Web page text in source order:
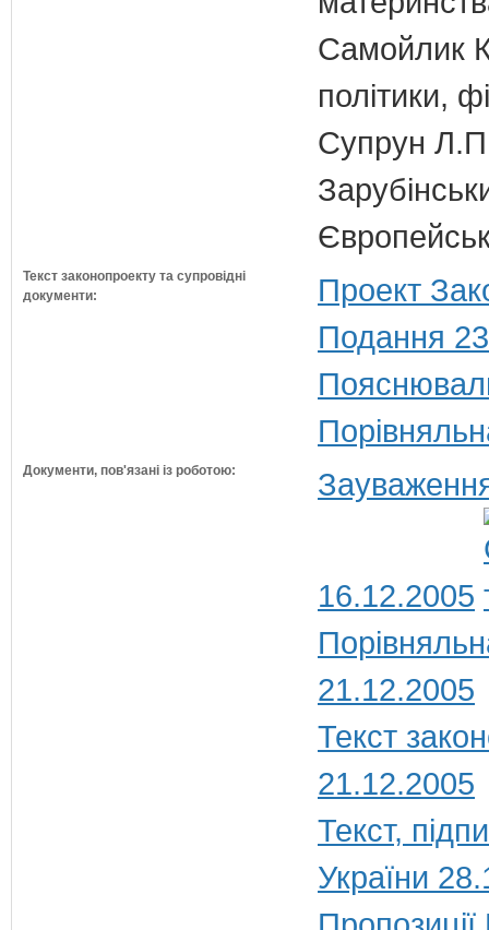
Самойлик
політики,
Супрун
Текст законопроекту та супровідні
документи:
Проект
Подання
Документи, пов'язані із роботою:
16.12.2005
21.12.2005
Текст
21.12.2005
Текст,
України